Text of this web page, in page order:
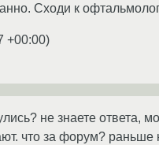
Сходи к
+00:00)
не знаете
что за форум? раньше